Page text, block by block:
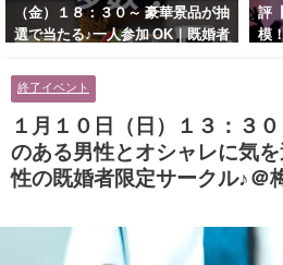
（金）１８：３０～ 豪華景品が抽
選で当たる♪一人参加 OK｜既婚者
に余裕のある健康的なオシャレ男
性と美容好きで優しさのある大人
女性の既婚者限定ビッグパーティ
ー♪＠池袋】
評
模
テ
終了イベント
１月１０日（日）１３：３
のある男性とオシャレに気
性の既婚者限定サークル♪＠